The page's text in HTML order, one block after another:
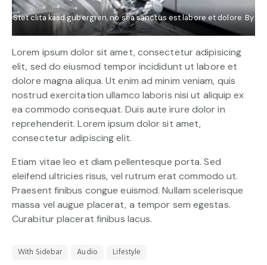
Stet clita kasd gubergren, no sea sanctus est labore et dolore. By
Kevin Smith
Lorem ipsum dolor sit amet, consectetur adipisicing
elit, sed do eiusmod tempor incididunt ut labore et
dolore magna aliqua. Ut enim ad minim veniam, quis
nostrud exercitation ullamco laboris nisi ut aliquip ex
ea commodo consequat. Duis aute irure dolor in
reprehenderit. Lorem ipsum dolor sit amet,
consectetur adipiscing elit.
Etiam vitae leo et diam pellentesque porta. Sed
eleifend ultricies risus, vel rutrum erat commodo ut.
Praesent finibus congue euismod. Nullam scelerisque
massa vel augue placerat, a tempor sem egestas.
Curabitur placerat finibus lacus.
With Sidebar Audio Lifestyle